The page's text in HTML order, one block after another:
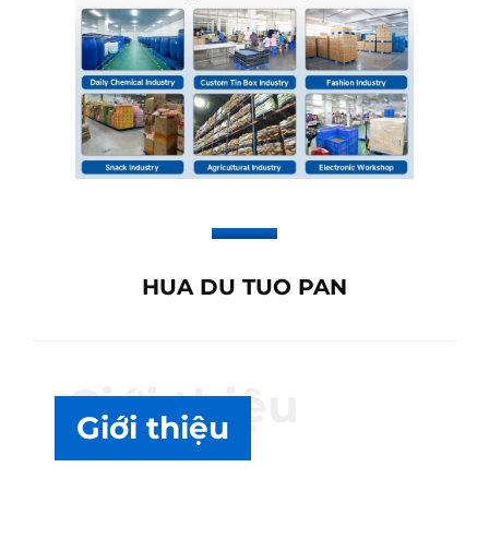
HUA DU TUO PAN
Giới thiệu
Giới thiệu